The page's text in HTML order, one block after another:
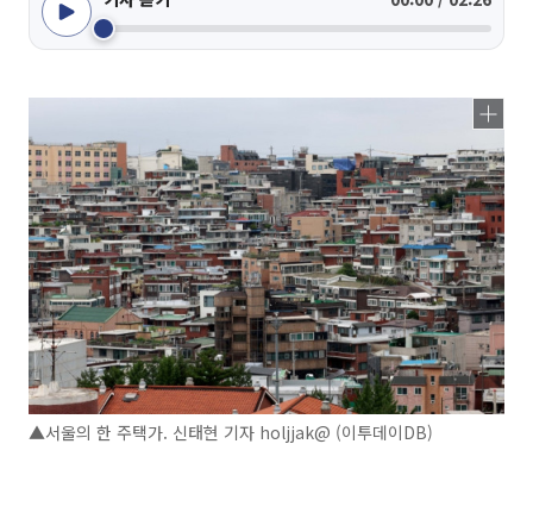
▲서울의 한 주택가. 신태현 기자 holjjak@ (이투데이DB)